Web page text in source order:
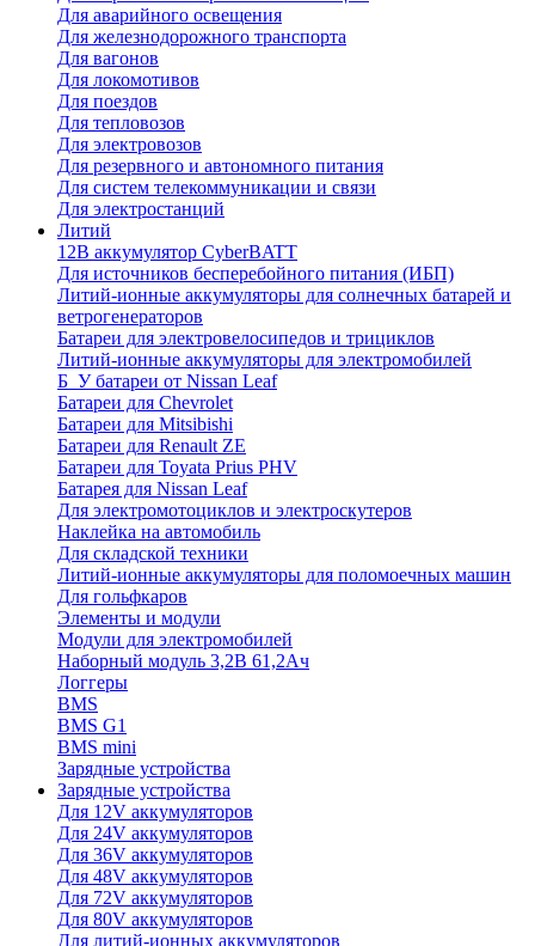
Для аварийного освещения
Для железнодорожного транспорта
Для вагонов
Для локомотивов
Для поездов
Для тепловозов
Для электровозов
Для резервного и автономного питания
Для систем телекоммуникации и связи
Для электростанций
Литий
12В аккумулятор CyberBATT
Для источников бесперебойного питания (ИБП)
Литий-ионные аккумуляторы для солнечных батарей и
ветрогенераторов
Батареи для электровелосипедов и трициклов
Литий-ионные аккумуляторы для электромобилей
Б_У батареи от Nissan Leaf
Батареи для Chevrolet
Батареи для Mitsibishi
Батареи для Renault ZE
Батареи для Toyata Prius PHV
Батарея для Nissan Leaf
Для электромотоциклов и электроскутеров
Наклейка на автомобиль
Для складской техники
Литий-ионные аккумуляторы для поломоечных машин
Для гольфкаров
Элементы и модули
Модули для электромобилей
Наборный модуль 3,2В 61,2Ач
Логгеры
BMS
BMS G1
BMS mini
Зарядные устройства
Зарядные устройства
Для 12V аккумуляторов
Для 24V аккумуляторов
Для 36V аккумуляторов
Для 48V аккумуляторов
Для 72V аккумуляторов
Для 80V аккумуляторов
Для литий-ионных аккумуляторов